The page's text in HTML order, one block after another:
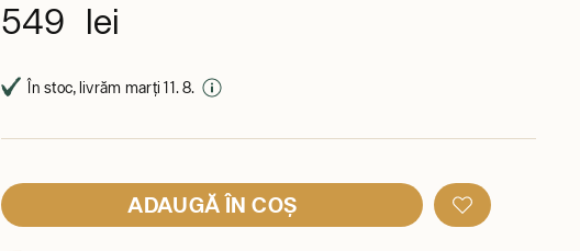
549 lei
În stoc, livrăm marți 11. 8.
ADAUGĂ ÎN COȘ